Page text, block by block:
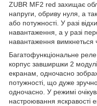
ZUBR MF2 red захищає
напруги, обриву нуля, а
або потужності. У разі
навантаження, а у разі
навантаження вимкнеться
Багатофункціональне
корпус завширшки 2
екранам, одночасно
потужності, що дуже
одночасно. У режимі
настроювання яскравості